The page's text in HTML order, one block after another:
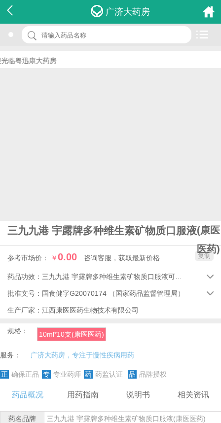
广济大药房
粤迅康大药房
三九九港 宇露牌多种维生素矿物质口服液(康医
医药)
参考市场价： ￥0.00 咨询客服，获取最新价格
名 称：三九九港 宇露牌多种维生素矿物质口服液
品 牌：(康医医药)
复制
药品功效： 
批准文号： 国食健字G20070174 （国家药品监督管理局） 
生产厂家： 江西康医医药生物技术有限公司
规格： 10ml*10支(康医医药)
服务： 广济大药房，专注于慢性疾病用药
正 确保正品 专 专业药师 药 药监认证 品 品牌授权
药品概况 用药指南 说明书 相关资讯
药名品牌 三九九港 宇露牌多种维生素矿物质口服液(康医医药)